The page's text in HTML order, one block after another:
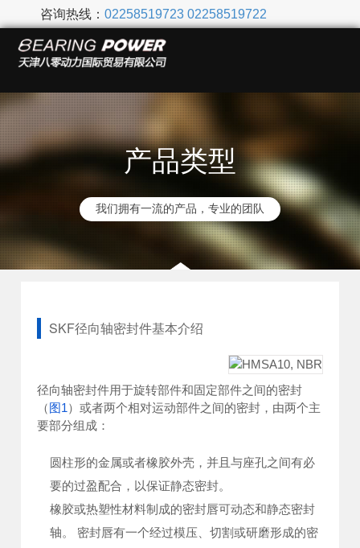
咨询热线： 02258519723 02258519722
产品类型
我们拥有一流的产品，专业的团队
SKF径向轴密封件基本介绍
径向轴密封件用于旋转部件和固定部件之间的密封
（图1）或者两个相对运动部件之间的密封，由两个主
要部分组成：
圆柱形的金属或者橡胶外壳，并且与座孔之间有必
要的过盈配合，以保证静态密封。
橡胶或热塑性材料制成的密封唇可动态和静态密封
轴。 密封唇有一个经过模压、切割或研磨形成的密